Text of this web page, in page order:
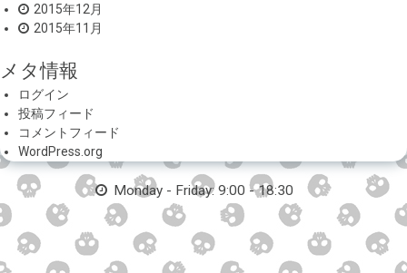
2015年12月
2015年11月
メタ情報
ログイン
投稿フィード
コメントフィード
WordPress.org
Monday - Friday: 9:00 - 18:30